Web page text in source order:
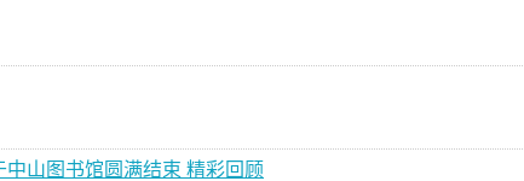
山图书馆圆满结束 精彩回顾